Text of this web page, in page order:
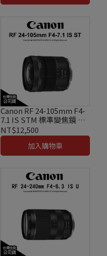
Canon RF 24-105mm F4-
7.1 IS STM 標準變焦鏡 彩
盒裝 台灣佳能公司貨
NT$12,500
加入購物車